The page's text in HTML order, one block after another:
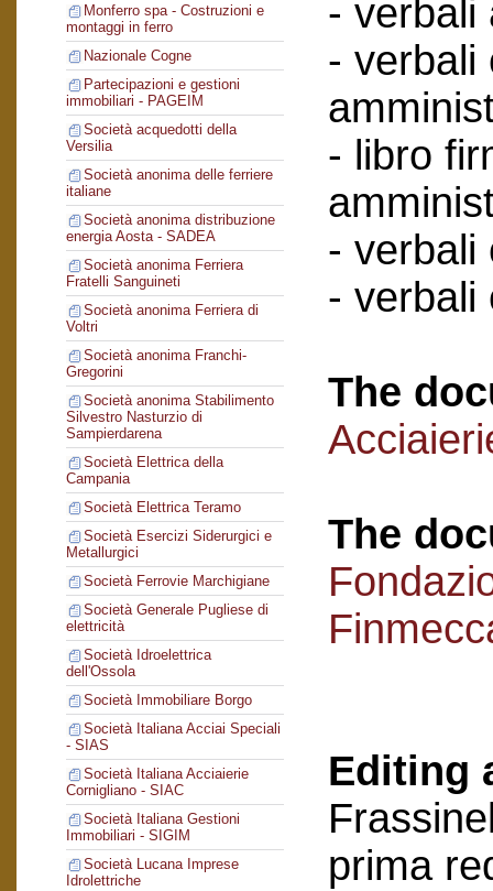
Monferro spa - Costruzioni e
montaggi in ferro
Nazionale Cogne
Partecipazioni e gestioni
immobiliari - PAGEIM
Società acquedotti della
Versilia
Società anonima delle ferriere
italiane
Società anonima distribuzione
energia Aosta - SADEA
Società anonima Ferriera
Fratelli Sanguineti
Società anonima Ferriera di
Voltri
Società anonima Franchi-
Gregorini
Società anonima Stabilimento
Silvestro Nasturzio di
Sampierdarena
Società Elettrica della
Campania
Società Elettrica Teramo
Società Esercizi Siderurgici e
Metallurgici
Società Ferrovie Marchigiane
Società Generale Pugliese di
elettricità
Società Idroelettrica
dell'Ossola
Società Immobiliare Borgo
Società Italiana Acciai Speciali
- SIAS
Società Italiana Acciaierie
Cornigliano - SIAC
Società Italiana Gestioni
Immobiliari - SIGIM
Società Lucana Imprese
Idrolettriche
- verbali
- verbali
- libro
- verbali
- verbali
The
The
Editing
prima